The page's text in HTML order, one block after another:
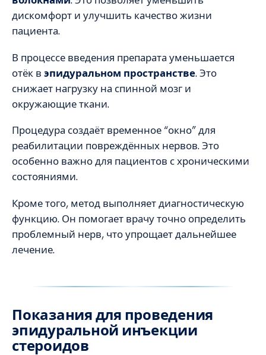
дискомфорт и улучшить качество жизни
пациента.
В процессе введения препарата уменьшается
отёк в эпидуральном пространстве. Это
снижает нагрузку на спинной мозг и
окружающие ткани.
Процедура создаёт временное “окно” для
реабилитации повреждённых нервов. Это
особенно важно для пациентов с хроническими
состояниями.
Кроме того, метод выполняет диагностическую
функцию. Он помогает врачу точно определить
проблемный нерв, что упрощает дальнейшее
лечение.
Показания для проведения
эпидуральной инъекции
стероидов